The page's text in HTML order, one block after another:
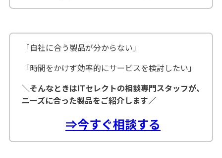
「自社に合う製品が分からない」
「時間をかけず効率的にサービスを検討したい」
＼そんなときはITセレクトの相談専門スタッフが、
ニーズに合った製品をご紹介します／
⇒今すぐ相談する